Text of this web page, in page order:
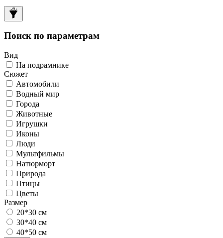
Поиск по параметрам
Вид
На подрамнике
Сюжет
Автомобили
Водный мир
Города
Животные
Игрушки
Иконы
Люди
Мультфильмы
Натюрморт
Природа
Птицы
Цветы
Размер
20*30 см
30*40 см
40*50 см